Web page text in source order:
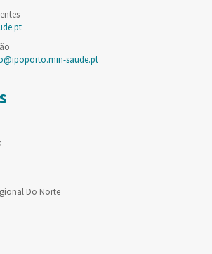
saude.pt
Do Norte